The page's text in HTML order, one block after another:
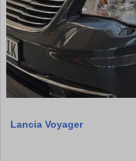
Lancia Voyager